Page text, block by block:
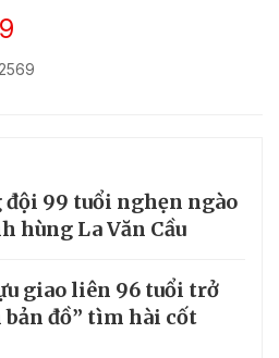
đội 99 tuổi nghẹn ngào
hùng La Văn Cầu
giao liên 96 tuổi trở
đồ” tìm hài cốt